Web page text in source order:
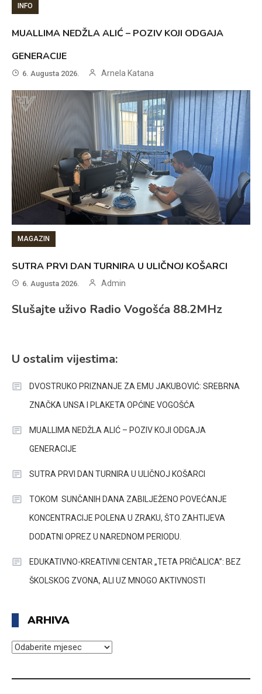
INFO
MUALLIMA NEDŽLA ALIĆ – POZIV KOJI ODGAJA
GENERACIJE
6. Augusta 2026. Arnela Katana
MAGAZIN
SUTRA PRVI DAN TURNIRA U ULIČNOJ KOŠARCI
6. Augusta 2026. Admin
Slušajte uživo Radio Vogošća 88.2MHz
U ostalim vijestima:
DVOSTRUKO PRIZNANJE ZA EMU JAKUBOVIĆ: SREBRNA
ZNAČKA UNSA I PLAKETA OPĆINE VOGOŠĆA
MUALLIMA NEDŽLA ALIĆ – POZIV KOJI ODGAJA
GENERACIJE
SUTRA PRVI DAN TURNIRA U ULIČNOJ KOŠARCI
TOKOM SUNČANIH DANA ZABILJEŽENO POVEĆANJE
KONCENTRACIJE POLENA U ZRAKU, ŠTO ZAHTIJEVA
DODATNI OPREZ U NAREDNOM PERIODU.
EDUKATIVNO-KREATIVNI CENTAR „TETA PRIČALICA”: BEZ
ŠKOLSKOG ZVONA, ALI UZ MNOGO AKTIVNOSTI
ARHIVA
ARHIVA